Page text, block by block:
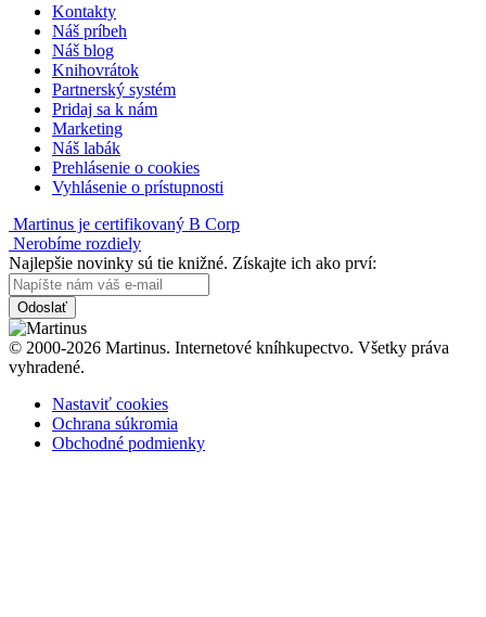
Kontakty
Náš príbeh
Náš blog
Knihovrátok
Partnerský systém
Pridaj sa k nám
Marketing
Náš labák
Prehlásenie o cookies
Vyhlásenie o prístupnosti
Martinus je certifikovaný B Corp
Nerobíme rozdiely
Najlepšie novinky sú tie knižné. Získajte ich ako prví:
Odoslať
© 2000-2026 Martinus. Internetové kníhkupectvo. Všetky práva
vyhradené.
Nastaviť cookies
Ochrana súkromia
Obchodné podmienky